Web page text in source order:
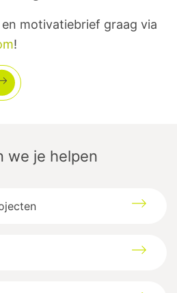
motivatiebrief graag via
!
we je helpen